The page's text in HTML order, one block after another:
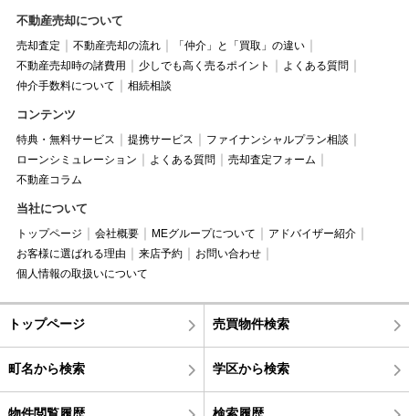
不動産売却について
売却査定 不動産売却の流れ
「仲介」と「買取」の違い
不動産売却時の諸費用
少しでも高く売るポイント
よくある質問
仲介手数料について
相続相談
コンテンツ
特典・無料サービス 提携サービス
ファイナンシャルプラン相談
ローンシミュレーション
よくある質問
売却査定フォーム
不動産コラム
当社について
トップページ 会社概要 MEグループについて
アドバイザー紹介
お客様に選ばれる理由
来店予約
お問い合わせ
個人情報の取扱いについて
トップページ 売買物件検索
町名から検索 学区から検索